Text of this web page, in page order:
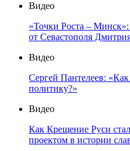
Видео
«Точки Роста –
от Севастополя
Видео
Сергей Пантелеев:
политику?»
Видео
Как Крещение Руси
проектом в истории